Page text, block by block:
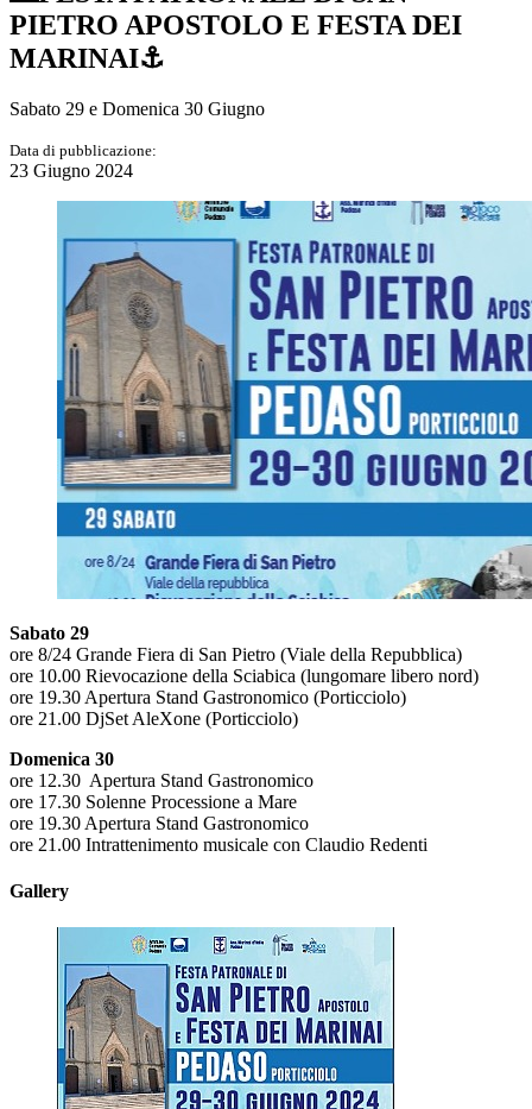
PIETRO APOSTOLO E FESTA DEI
MARINAI⚓
Sabato 29 e Domenica 30 Giugno
Data di pubblicazione:
23 Giugno 2024
Sabato 29
ore 8/24 Grande Fiera di San Pietro (Viale della Repubblica)
ore 10.00 Rievocazione della Sciabica (lungomare libero nord)
ore 19.30 Apertura Stand Gastronomico (Porticciolo)
ore 21.00 DjSet AleXone (Porticciolo)
Domenica 30
ore 12.30 Apertura Stand Gastronomico
ore 17.30 Solenne Processione a Mare
ore 19.30 Apertura Stand Gastronomico
ore 21.00 Intrattenimento musicale con Claudio Redenti
Gallery